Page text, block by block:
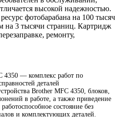
высокой надежностью.
фотобарабана на 100 тысяч
на 3 тысячи страниц. Картридж
ремонту,
— комплекс работ по
деталей
Brother MFC 4350, блоков,
в работе, а также приведение
состояние без
и комплектующих деталей.